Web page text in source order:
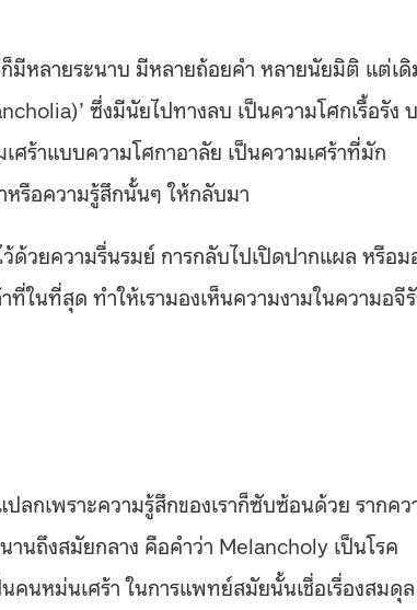
ก็มีหลายระนาบ มีหลายถ้อยคำ หลายนัยมิติ แต่เ
ซึ่งมีนัยไปทางลบ เป็นความโศกเรื้อรัง
ร้าแบบความโศกาอาลัย เป็นความเศร้าที่มัก
หรือความรู้สึกนั้นๆ ให้กลับมา
ด้วยความรื่นรมย์ การกลับไปเปิดปากแผล หรือม
ในที่สุด ทำให้เรามองเห็นความงามในความอจี
กเพราะความรู้สึกของเราก็ซับซ้อนด้วย รากคว
านถึงสมัยกลาง คือคำว่า Melancholy เป็นโรค
นหม่นเศร้า ในการแพทย์สมัยนั้นเชื่อเรื่องสมดุล